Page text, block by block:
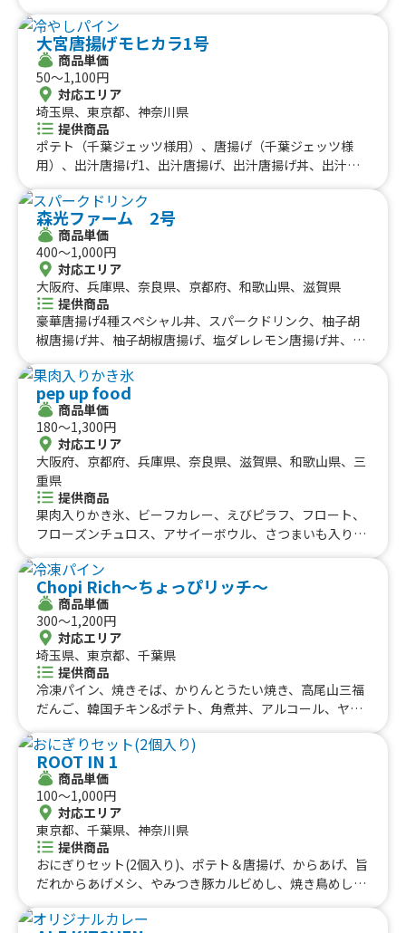
こ、アメリカンドック、広島牡蠣カレー&ドリンクセッ
ト、かき氷（シロップかけ放題）、焼き芋、角ハイボー
ル、皮付きポテトフライ、りんご飴（国産）カット、外国
瓶ビール、ヴァンショー（ホットワイン）、タンドリーチ
キン、ロコモコ丼、ホットドッグ（粗挽きフランク）、粗
挽きフランクフルト、絶品タコス、ホットチョコレート、
レモネード（ホットorアイス）、甘熟イチゴ削りかき氷、
挽きたてコーヒー、生グレープジュース🍊、石焼き芋、季
大宮唐揚げモヒカラ1号
商品単価
50〜1,100円
対応エリア
埼玉県、東京都、神奈川県
提供商品
ポテト（千葉ジェッツ様用）、唐揚げ（千葉ジェッツ様
用）、出汁唐揚げ1、出汁唐揚げ、出汁唐揚げ丼、出汁唐
ギ唐揚げ丼、ご飯大盛り、サッパリ出汁唐揚げ南蛮漬け、
鷄節香る揚げ出し豆腐、冷やし出汁きゅうり、各種ピンチ
ョス、かき氷、冷やしパイン、鷄節ポテト、ラムネ、マン
ゴージュース、フローズンマンゴー、レブフィート、ジン
トニック、梅酒ソーダ、気まぐれラムハイボール、ビー
ル、フレーバー、フレッシュミントの本格モヒート
森光ファーム 2号
商品単価
400〜1,000円
対応エリア
大阪府、兵庫県、奈良県、京都府、和歌山県、滋賀県
提供商品
豪華唐揚げ4種スペシャル丼、スパークドリンク、柚子胡
椒唐揚げ丼、柚子胡椒唐揚げ、塩ダレレモン唐揚げ丼、塩
ース唐揚げ、BBQ炙りソース唐揚げ、ヤンニョムチキン
丼、さつまいもチップス(個包装)、ポテからセット、ヤン
ニョムチキン、フリフリチキン、ハワイアン唐揚げ、フリ
フリポテト、ビール、フリフリチキン丼、からマヨ丼、ウ
イスキーハイボール、コロナビール、さつまいもチップ
ス、カキ氷、干し芋、石焼き芋
pep up food
商品単価
180〜1,300円
対応エリア
大阪府、京都府、兵庫県、奈良県、滋賀県、和歌山県、三
重県
提供商品
果肉入りかき氷、ビーフカレー、えびピラフ、フロート、
フローズンチュロス、アサイーボウル、さつまいも入り
ナ、ミニクレープ、ドリロコス、包みクレープ、夏 500
円クレープ、お手軽クレープ、手ごねハンバーグプレー
ト、自家製ローストビーフプレート、りんごあめ、塩キャ
ラメルビスケットクレープ、コーヒーチョコクレープ、キ
ャラメルコーヒーナッツクレープ、オレオクレープ、いち
ご練乳クレープ、キーマカレー、選べる600円クレープ、
チキンオーバーサンド、チキンオーバーライス、カレーオ
ムライス、骨つきソーセージ、ストロベリーホットチョ
プ、ストロベリーリッチチーズケーキ、フルーツサンド
600、フルーツサンド 500、フルーツサンド、ブルーベ
リーリッチチーズケーキ、チョコづくし、選べるおにぎり
と豚汁セット、デミグラスソースオムライス、フルーツサ
ンド、アメリカンドッグ、500円ドリンク、コーンスー
プ、クラムチャウダー、学生用 クラムチャウダー、550
円くれーぷ、ケチャップオムライス、選べるクレープ 50
0円、おにぎり 350円、選べる500円クレープ、和風ツナ
オクラ丼、大阪名物 どて焼き、たい焼き、おにぎり弁
当、みたらし団子（二本入り）、スムージー、500円 ク
Chopi Rich〜ちょっぴリッチ〜
商品単価
300〜1,200円
対応エリア
埼玉県、東京都、千葉県
提供商品
冷凍パイン、焼きそば、かりんとうたい焼き、高尾山三福
だんご、韓国チキン&ポテト、角煮丼、アルコール、ヤン
ン、ドリンク、スムージー、チュロス、とりめし、わたあ
め、ガパオライス、ヤンニョムチキン、カリッ！トロ！大
玉揚げたこ焼き、小豆島産オーリーブハーブソルトのフラ
イドポテト、フレッシュジュース、カオマンガイ、ルーロ
ーハン、大盛かき氷、カロリーoff グラスフェッドバター
チキン、タピオカドリンク、バナナジュース、日替り、粗
挽きフランクフルト
ROOT IN 1
商品単価
100〜1,000円
対応エリア
東京都、千葉県、神奈川県
提供商品
おにぎりセット(2個入り)、ポテト＆唐揚げ、からあげ、旨
だれからあげメシ、やみつき豚カルビめし、焼き鳥めし、
丼、レギュラーバーガー、アボカドバーガー、チーズバー